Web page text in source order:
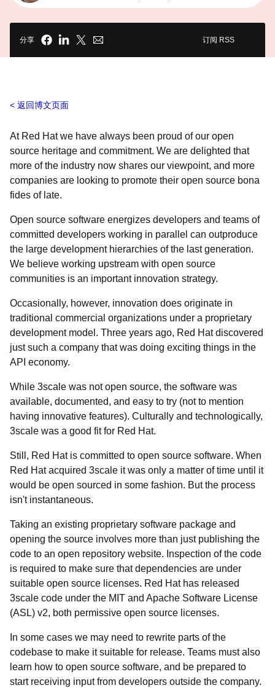
分享 订阅 RSS
返回博文页面
At Red Hat we have always been proud of our open
source heritage and commitment. We are delighted that
more of the industry now shares our viewpoint, and more
companies are looking to promote their open source bona
fides of late.
Open source software energizes developers and teams of
committed developers working in parallel can outproduce
the large development hierarchies of the last generation.
We believe working upstream with open source
communities is an important innovation strategy.
Occasionally, however, innovation does originate in
traditional commercial organizations under a proprietary
development model. Three years ago, Red Hat discovered
just such a company that was doing exciting things in the
API economy.
While 3scale was not open source, the software was
available, documented, and easy to try (not to mention
having innovative features). Culturally and technologically,
3scale was a good fit for Red Hat.
Still, Red Hat is committed to open source software. When
Red Hat acquired 3scale it was only a matter of time until it
would be open sourced in some fashion. But the process
isn't instantaneous.
Taking an existing proprietary software package and
opening the source involves more than just publishing the
code to an open repository website. Inspection of the code
is required to make sure that dependencies are under
suitable open source licenses. Red Hat has released
3scale code under the MIT and Apache Software License
(ASL) v2, both permissive open source licenses.
In some cases we may need to rewrite parts of the
codebase to make it suitable for release. Teams must also
learn how to open source software, and be prepared to
start receiving input from developers outside the company.